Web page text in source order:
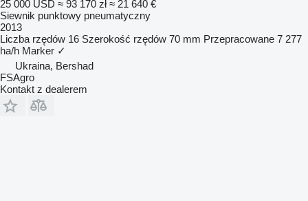
25 000 USD ≈ 93 170 zł ≈ 21 640 €
Siewnik punktowy pneumatyczny
2013
Liczba rzędów 16 Szerokość rzędów 70 mm Przepracowane 7 277
ha/h Marker ✓
Ukraina, Bershad
FSAgro
Kontakt z dealerem